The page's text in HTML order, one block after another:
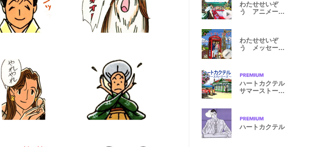
わたせせいぞ
う アニメーシ
わたせせいぞ
う メッセージ
ハートカクテル
サマーストーリ
ハートカクテル